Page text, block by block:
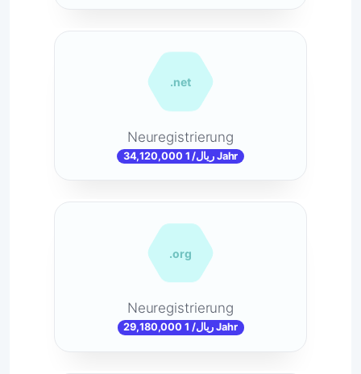
.net
Neuregistrierung
34,120,000 ریال/ 1 Jahr
.org
Neuregistrierung
29,180,000 ریال/ 1 Jahr